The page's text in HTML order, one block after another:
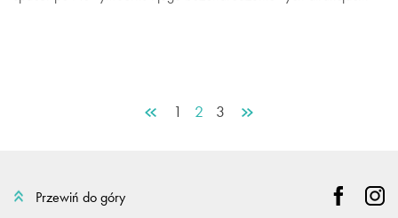
1 2 3
Przewiń do góry